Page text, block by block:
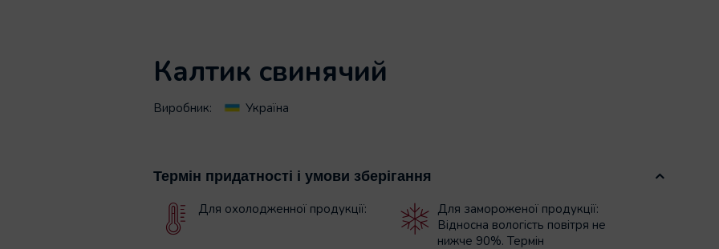
Калтик свинячий
Виробник: Україна
Термін придатності і умови зберігання
Для охолодженної продукції:
Для замороженої продукції:
Відносна вологість повітря не
нижче 90%. Термін